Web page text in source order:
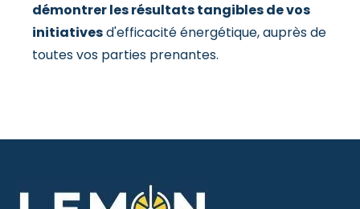
démontrer les résultats tangibles de vos
initiativesd'efficacité énergétique, auprès de
toutes vos parties prenantes.